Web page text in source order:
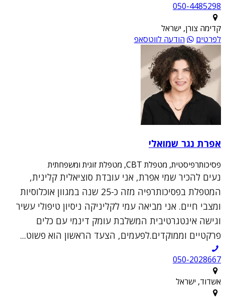
050-4485298
קדימה צורן, ישראל
לפרטים
הודעה לווטסאפ
אפרת נגר שמואלי
פסיכותרפיסטית, מטפלת CBT, מטפלת זוגית ומשפחתית
נעים להכיר שמי אפרת, אני עובדת סוציאלית קלינית,
המטפלת בפסיכותרפיה מזה כ-25 שנה במגוון אוכלוסיות
ומצבי חיים. אני מביאה עמי לקליניקה ניסיון טיפולי עשיר
וגישה אינטגרטיבית המשלבת עומק דינמי עם כלים
פרקטיים וממוקדים.לפעמים, הצעד הראשון הוא פשוט...
050-2028667
אשדוד, ישראל